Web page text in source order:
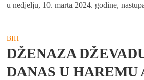
u nedjelju, 10. marta 2024. godine,
BIH
DŽENAZA
DANAS U